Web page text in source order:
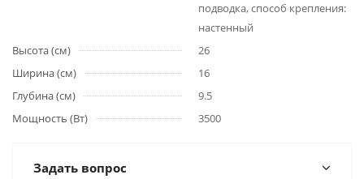
подводка, способ крепления:
настенный
Высота (см)
26
Ширина (см)
16
Глубина (см)
9.5
Мощность (Вт)
3500
Задать вопрос